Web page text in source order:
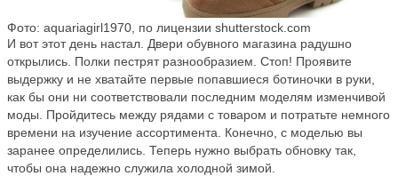
Фото: aquariagirl1970, по лицензии shutterstock.com
И вот этот день настал. Двери обувного магазина радушно
открылись. Полки пестрят разнообразием. Стоп! Проявите
выдержку и не хватайте первые попавшиеся ботиночки в руки,
как бы они ни соответствовали последним моделям изменчивой
моды. Пройдитесь между рядами с товаром и потратьте немного
времени на изучение ассортимента. Конечно, с моделью вы
заранее определились. Теперь нужно выбрать обновку так,
чтобы она надежно служила холодной зимой.